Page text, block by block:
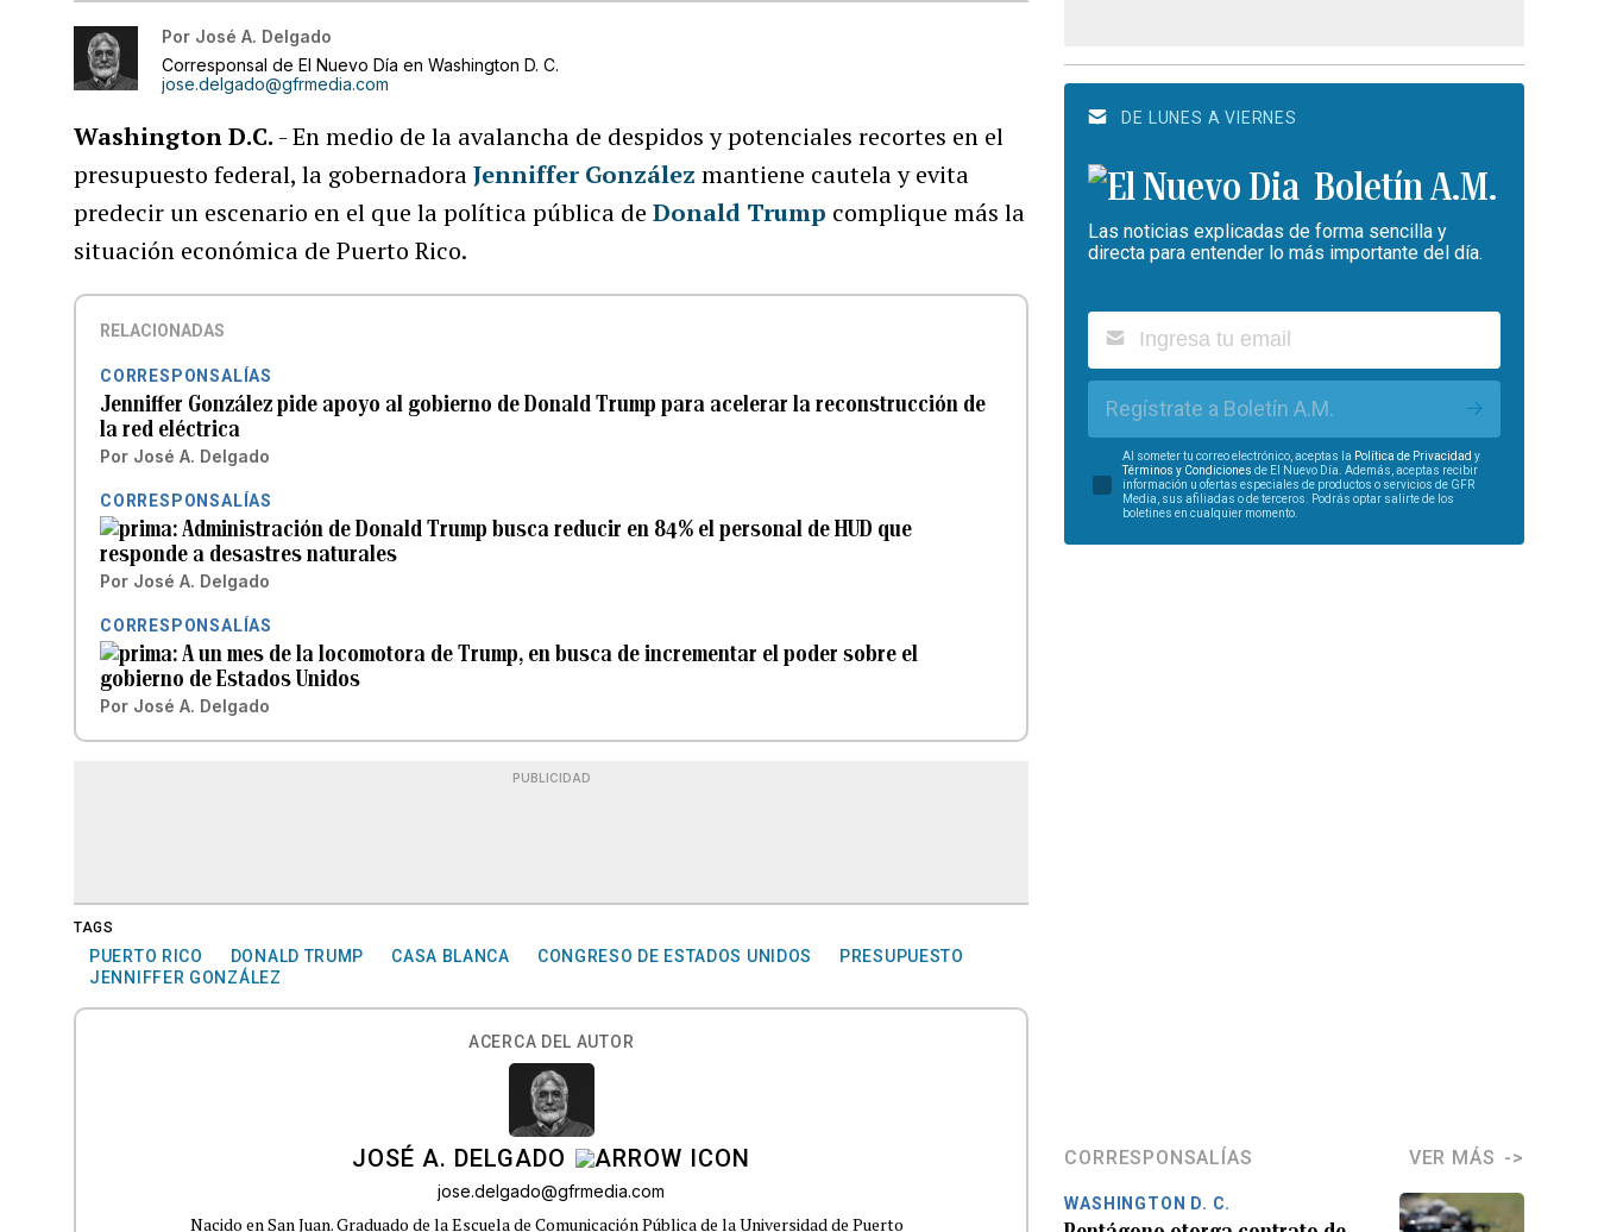
Por José A. Delgado
Corresponsal de El Nuevo Día en Washington D. C.
jose.delgado@gfrmedia.com
Washington D.C. - En medio de la avalancha de despidos y potenciales recortes en el
presupuesto federal, la gobernadoraJenniffer González mantiene cautela y evita
predecir un escenario en el que la política pública deDonald Trump complique más la
situación económica de Puerto Rico.
RELACIONADAS
CORRESPONSALÍAS
Jenniffer González pide apoyo al gobierno de Donald Trump para acelerar la reconstrucción de
la red eléctrica
Por José A. Delgado
CORRESPONSALÍAS
Administración de Donald Trump busca reducir en 84% el personal de HUD que
responde a desastres naturales
Por José A. Delgado
CORRESPONSALÍAS
A un mes de la locomotora de Trump, en busca de incrementar el poder sobre el
gobierno de Estados Unidos
Por José A. Delgado
PUBLICIDAD
TAGS
PUERTO RICO DONALD TRUMP CASA BLANCA CONGRESO DE ESTADOS UNIDOS
PRESUPUESTO
JENNIFFER GONZÁLEZ
ACERCA DEL AUTOR
JOSÉ A. DELGADO
jose.delgado@gfrmedia.com
Nacido en San Juan. Graduado de la Escuela de Comunicación Pública de la Universidad de Puerto
DE LUNES A VIERNES
Boletín A.M.
Las noticias explicadas de forma sencilla y
directa para entender lo más importante del día.
Regístrate a Boletín A.M.
Al someter tu correo electrónico, aceptas la Política de Privacidad y
Términos y Condiciones de El Nuevo Día. Además, aceptas recibir
información u ofertas especiales de productos o servicios de GFR
Media, sus afiliadas o de terceros. Podrás optar salirte de los
boletines en cualquier momento.
CORRESPONSALÍAS VER MÁS
WASHINGTON D. C.